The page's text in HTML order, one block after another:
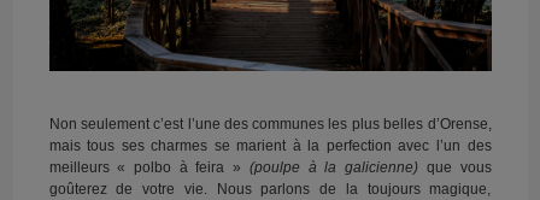
Non seulement c’est l’une des communes les plus belles d’Orense,
mais tous ses charmes se marient à la perfection avec l’un des
meilleurs « polbo à feira » (poulpe à la galicienne) que vous
goûterez de votre vie. Nous parlons de la toujours magique,